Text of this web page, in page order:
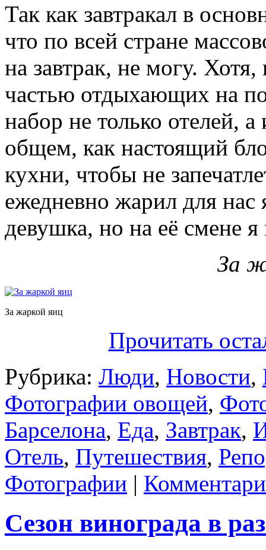
Так как завтракал в
что по всей стране
на завтрак, не могу.
частью отдыхающих на
набор не только отелей,
общем, как настоящий
кухни, чтобы не
ежедневно жарил для нас
девушка, но на её смене я
За
За жаркой яиц
Прочитать
Рубрика: Люди, Новости,
Фотографии овощей,
Барселона, Еда, Завтрак,
Отель, Путешествия,
Фотографии |
Сезон винограда в